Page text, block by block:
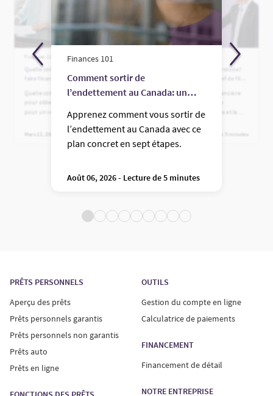
Finances 101
Quelle cote de crédit faut-il pour
faire financer une voiture au
Quelle cote de crédit faut-il avoir
pour obtenir du financement
pour un véhicule au Canada?
Apprenez quelles cotes
permettent d’obtenir une
approbation, comment votre cote
influence le taux d’intérêt qui
ayant un mauvais dossier de
Mars 12, 2026 - Lecture de 3 minutes
Finances 101
Comment sortir de
l’endettement au Canada: un
Apprenez comment vous sortir de
l’endettement au Canada avec ce
plan concret en sept étapes.
Août 06, 2026 - Lecture de 5 minutes
Qui est la Financière Fairstone?
Un guide complet du chef de file
des prêts aux clients de quasi
premier ordre au Canada
Découvrez qui est la Financière
financement qu’elle offre et la
Canadiens et les Canadiennes
font confiance à ce chef de file
des prêts aux clients de quasi
Juillet 24, 2026 - Lecture de 5 minutes
PRÊTS PERSONNELS
Aperçu des prêts
Prêts personnels garantis
Prêts personnels non garantis
Prêts auto
Prêts en ligne
OUTILS
Gestion du compte en ligne
Calculatrice de paiements
FINANCEMENT
Financement de détail
NOTRE ENTREPRISE